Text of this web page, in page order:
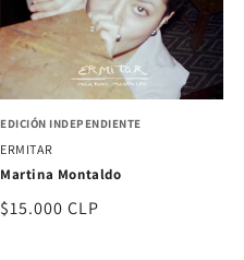
EDICIÓN INDEPENDIENTE
ERMITAR
Martina Montaldo
Precio
$15.000 CLP